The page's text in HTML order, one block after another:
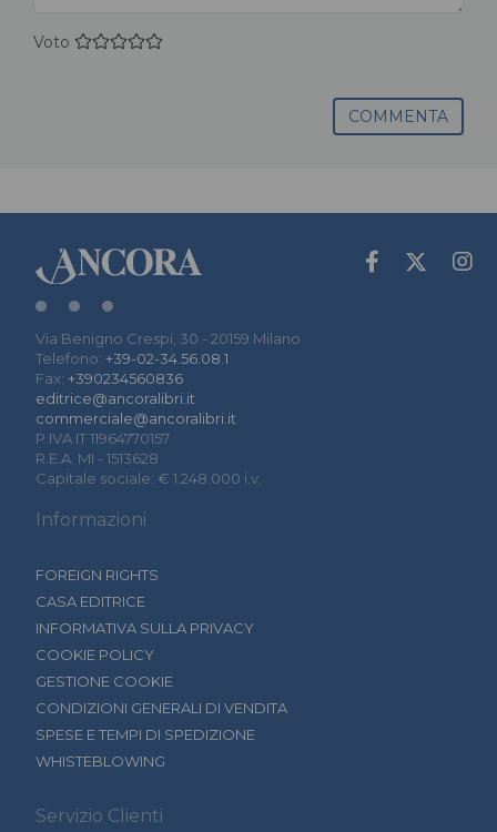
Voto
COMMENTA
Via Benigno Crespi, 30 - 20159 Milano
Telefono: +39-02-34.56.08.1
Fax: +390234560836
editrice@ancoralibri.it
commerciale@ancoralibri.it
P.IVA IT 11964770157
R.E.A. MI - 1513628
Capitale sociale: € 1.248.000 i.v.
Informazioni
FOREIGN RIGHTS
CASA EDITRICE
INFORMATIVA SULLA PRIVACY
COOKIE POLICY
GESTIONE COOKIE
CONDIZIONI GENERALI DI VENDITA
SPESE E TEMPI DI SPEDIZIONE
WHISTEBLOWING
Servizio Clienti